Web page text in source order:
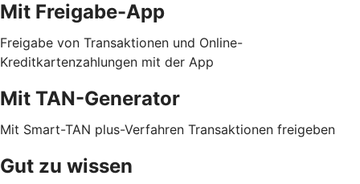
Mit Freigabe-App
Freigabe von Transaktionen und Online-
Kreditkartenzahlungen mit der App
Mit TAN-Generator
Mit Smart-TAN plus-Verfahren Transaktionen freigeben
Gut zu wissen